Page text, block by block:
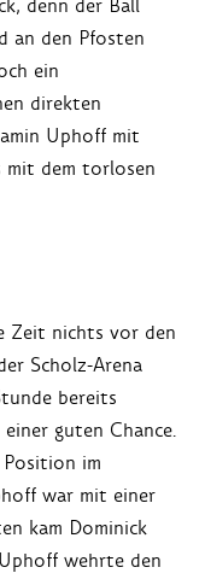
denn der Ball
an den Pfosten
ein
direkten
Uphoff mit
mit dem torlosen
Zeit nichts vor den
Scholz-Arena
bereits
guten Chance.
im
war mit einer
kam Dominick
wehrte den